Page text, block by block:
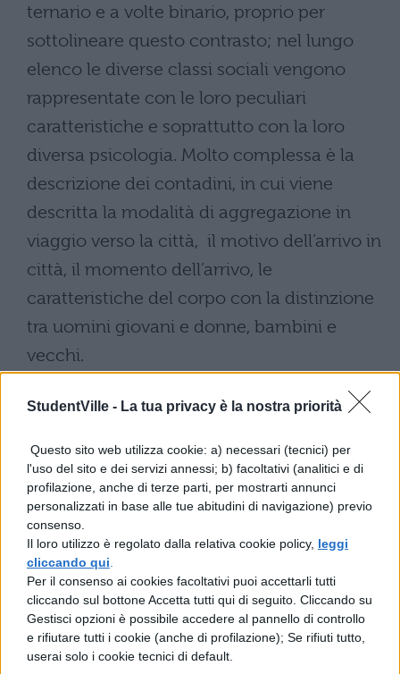
StudentVille - La tua privacy è la nostra priorità
Questo sito web utilizza cookie: a) necessari (tecnici) per
l'uso del sito e dei servizi annessi; b) facoltativi (analitici e di
profilazione, anche di terze parti, per mostrarti annunci
personalizzati in base alle tue abitudini di navigazione) previo
consenso.
Il loro utilizzo è regolato dalla relativa cookie policy, leggi
cliccando qui
Per il consenso ai cookies facoltativi puoi accettarli tutti
cliccando sul bottone Accetta tutti qui di seguito. Cliccando su
Gestisci opzioni è possibile accedere al pannello di controllo
e rifiutare tutti i cookie (anche di profilazione); Se rifiuti tutto,
userai solo i cookie tecnici di default.
ternario e a volte binario, proprio per
sottolineare questo contrasto; nel lungo
elenco le diverse classi sociali vengono
rappresentate con le loro peculiari
caratteristiche e soprattutto con la loro
diversa psicologia. Molto complessa è la
descrizione dei contadini, in cui viene
descritta la modalità di aggregazione in
viaggio verso la città, il motivo dell’arrivo in
città, il momento dell’arrivo, le
caratteristiche del corpo con la distinzione
tra uomini giovani e donne, bambini e
vecchi.
potere, per il resto lascia il posto alla pietà,
che si fa più evidente nella descrizione dei
più deboli. Anticipazioni di questo passo si
possono considerare gli accenni alla
carestia nel capitolo IV e nel capitolo XVII.
La descrizione di Milano vittima della
carestia è una prova del realismo
manzoniano, eppure, rispetto al modello
della cronaca del Ripamonti, a cui è